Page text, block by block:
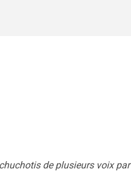
de plusieurs voix